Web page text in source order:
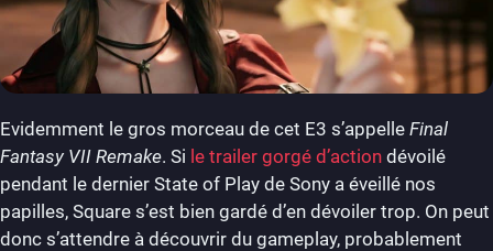
Evidemment le gros morceau de cet E3 s’appelle Final
Fantasy VII Remake. Si le trailer gorgé d’action dévoilé
pendant le dernier State of Play de Sony a éveillé nos
papilles, Square s’est bien gardé d’en dévoiler trop. On peut
donc s’attendre à découvrir du gameplay, probablement